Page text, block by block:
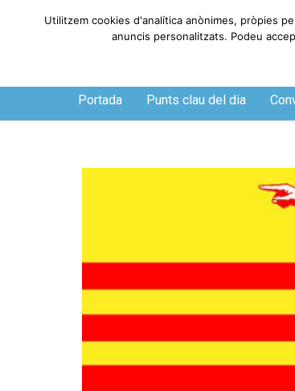
Dijous, 6 de agosto de 2026
Portada Punts clau del dia
Utilitzem cookies d'analítica anònimes, pròpies
anuncis personalitzats. Podeu